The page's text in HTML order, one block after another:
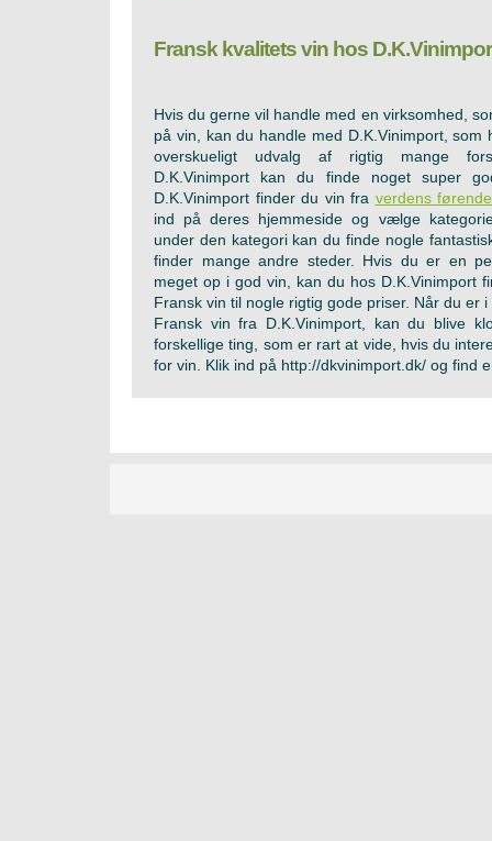
Fransk kvalitets vin hos
Hvis du gerne vil handle med en virksomhed,
på vin, kan du handle med D.K.Vinimport, som
overskueligt udvalg af rigtig mange
D.K.Vinimport kan du finde noget super
D.K.Vinimport finder du vin fra verdens
ind på deres hjemmeside og vælge
under den kategori kan du finde nogle
finder mange andre steder. Hvis du er en
meget op i god vin, kan du hos D.K.Vinimport
Fransk vin til nogle rigtig gode priser. Når du er
Fransk vin fra D.K.Vinimport, kan du blive
forskellige ting, som er rart at vide, hvis du
for vin. Klik ind på http://dkvinimport.dk/ og find